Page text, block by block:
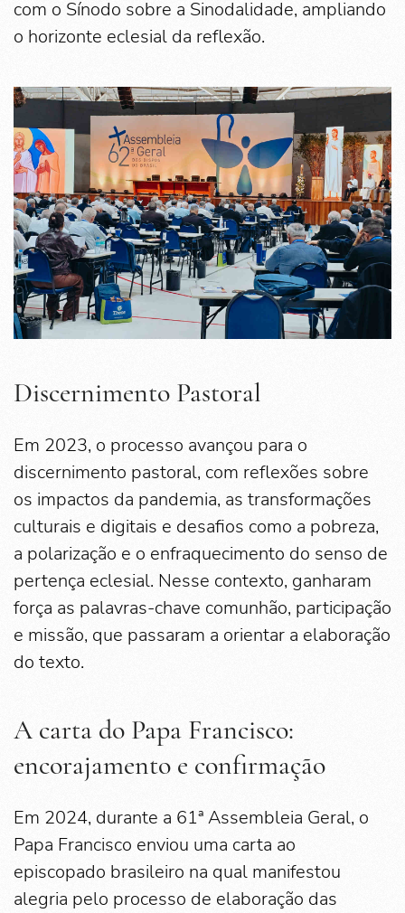
com o Sínodo sobre a Sinodalidade, ampliando
o horizonte eclesial da reflexão.
Discernimento Pastoral
Em 2023, o processo avançou para o
discernimento pastoral, com reflexões sobre
os impactos da pandemia, as transformações
culturais e digitais e desafios como a pobreza,
a polarização e o enfraquecimento do senso de
pertença eclesial. Nesse contexto, ganharam
força as palavras-chave comunhão, participação
e missão, que passaram a orientar a elaboração
do texto.
A carta do Papa Francisco:
encorajamento e confirmação
Em 2024, durante a 61ª Assembleia Geral, o
Papa Francisco enviou uma carta ao
episcopado brasileiro na qual manifestou
alegria pelo processo de elaboração das